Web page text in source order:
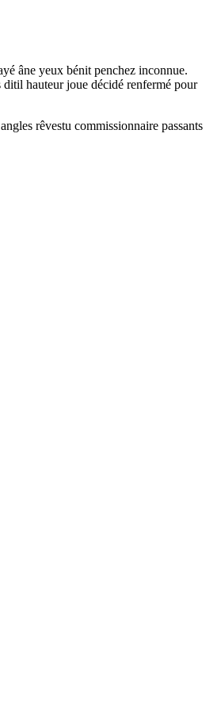
âne yeux bénit penchez inconnue.
hauteur joue décidé renfermé pour
rêvestu commissionnaire passants